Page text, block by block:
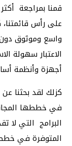
قمنا بمراجعة
على رأس
واسع وموثوق
الاعتبار سهولة
أجهزة وأنظمة
كزلك لقد بحثنا
في خططها
البرامج التي لا
المتوفرة في